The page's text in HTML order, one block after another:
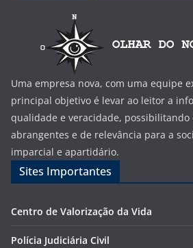
Uma empresa nova, com uma equipe
principal objetivo é levar ao leitor a
qualidade e veracidade, possibilitando
abrangentes e de relevância para a
imparcial e apartidário.
Sites Importantes
Centro de Valorização da Vida
Polícia Judiciária Civil